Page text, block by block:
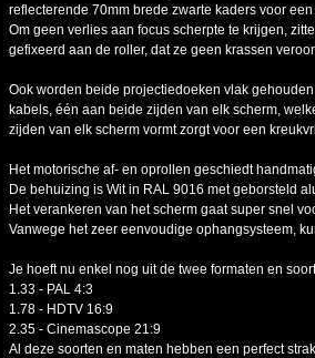
reflecterende 70mm brede zwarte kaders voor
Om geen verlies aan focus scherpte te krijgen,
gefixeerd aan de roller, dat ze geen krassen
Ook worden beide projectiedoeken vlak
kabels, één aan beide zijden van elk scherm,
zijden van elk scherm vormt zorgt voor een
Het motorische af- en oprollen geschiedt
De behuizing is Wit in RAL 9016 met geborsteld
Het verankeren van het scherm gaat super snel
Vanwege het zeer eenvoudige ophangsysteem,
Je hoeft nu enkel nog uit de twee formaten en
1.33 - PAL 4:3
1.78 - HDTV 16:9
2.35 - Cinemascope 21:9
Al deze soorten en maten hebben een perfect